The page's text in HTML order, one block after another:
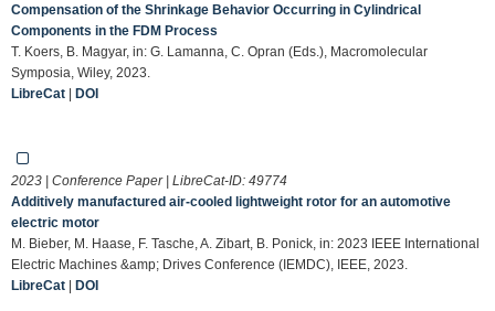
Compensation of the Shrinkage Behavior Occurring in Cylindrical
Components in the FDM Process
T. Koers, B. Magyar, in: G. Lamanna, C. Opran (Eds.), Macromolecular
Symposia, Wiley, 2023.
LibreCat | DOI
2023 | Conference Paper | LibreCat-ID: 49774
Additively manufactured air-cooled lightweight rotor for an automotive
electric motor
M. Bieber, M. Haase, F. Tasche, A. Zibart, B. Ponick, in: 2023 IEEE International
Electric Machines &amp; Drives Conference (IEMDC), IEEE, 2023.
LibreCat | DOI